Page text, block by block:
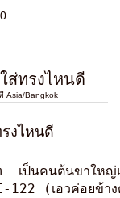
ส่ทรงไหนดี
Asia/Bangkok
งไหนดี
เป็นคนต้นขาใหญ่
(เอวค่อยข้าง